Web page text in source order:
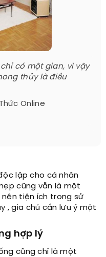
có một gian, vì vậy
thủy là điều
Online
lập cho cá nhân
cũng vẫn là một
tiện ích trong sử
, gia chủ cần lưu ý một
hợp lý
cũng chỉ là một